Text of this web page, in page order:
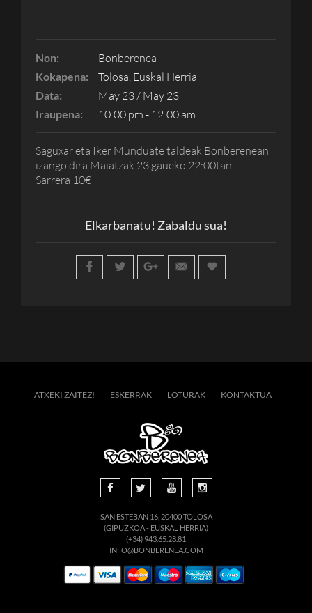
Non: Bonberenea
Kokapena: Tolosa, Euskal Herria
Data: May 23 / May 23
Iraupena: 10:00 pm - 12:00 am
Saguxar eta Iker Munduate taldeak Bonberenean
izango dira Maiatzak 23 gaueko 22:00tan
Sarrera 10€
Elkarbanatu! Zabaldu sua!
ATXEKI ZAITEZ! ESKERRAK LOTURAK KONTAKTUA
SAN ESTEBAN 16, 20400 TOLOSA
(GIPUZKOA - EUSKAL HERRIA)
(+34) 943.65.28.81
INFO@BONBERENEA.COM